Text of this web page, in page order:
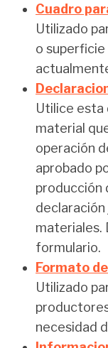
Cuadro
Utilizado
o
Utilice esta
material
operación
aprobado
producción
materiales.
formulario.
Formato
Utilizado
necesidad